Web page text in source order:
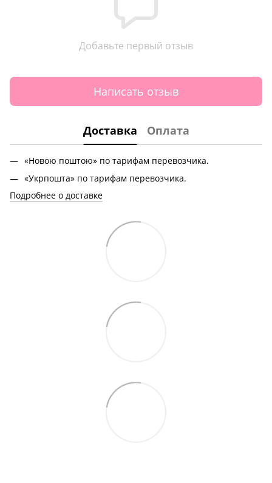
Добавьте первый отзыв
Написать отзыв
Доставка Оплата
«Новою поштою» по тарифам перевозчика.
«Укрпошта» по тарифам перевозчика.
Подробнее о доставке